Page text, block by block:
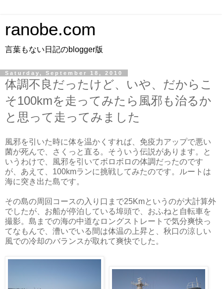
ranobe.com
言葉もない日記のblogger版
Saturday, September 18, 2010
体調不良だったけど、いや、だからこ
そ100kmを走ってみたら風邪も治るか
と思って走ってみました
風邪を引いた時に体を温かくすれば、免疫力アップで悪い
菌が死んで、さくっと直る。そういう伝説があります。と
いうわけで、風邪を引いてボロボロの体調だったのです
が、あえて、100kmランに挑戦してみたのです。ルートは
海に突き出た島です。
その島の周回コースの入り口まで25Kmというのが大計算外
でしたが、お船が停泊している埠頭で、おふねと自転車を
撮影。島までの海の中道なロングストレートで気分爽快っ
てなもんで、漕いでいる間は体温の上昇と、秋口の涼しい
風での冷却のバランスが取れて爽快でした。